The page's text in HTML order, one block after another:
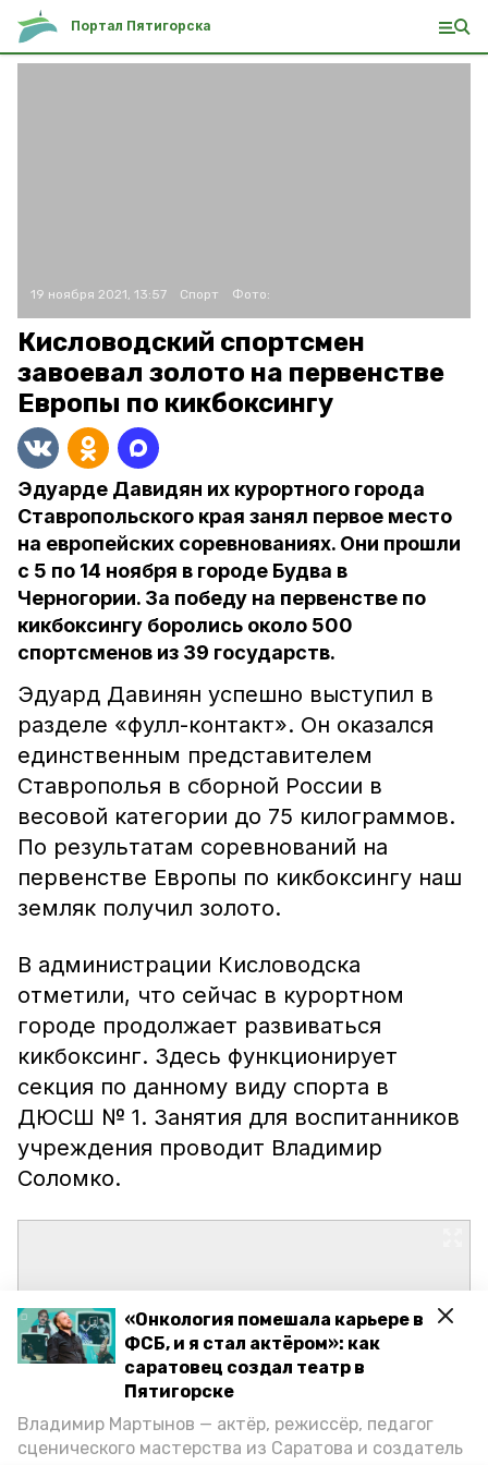
«Онкология помешала карьере в
ФСБ, и я стал актёром»: как
саратовец создал театр в
Пятигорске
Владимир Мартынов — актёр, режиссёр, педагог
сценического мастерства из Саратова и создатель
Портал Пятигорска
19 ноября 2021, 13:57 Спорт Фото:
Кисловодский спортсмен
завоевал золото на первенстве
Европы по кикбоксингу
Эдуарде Давидян их курортного города
Ставропольского края занял первое место
на европейских соревнованиях. Они прошли
с 5 по 14 ноября в городе Будва в
Черногории. За победу на первенстве по
кикбоксингу боролись около 500
спортсменов из 39 государств.
Эдуард Давинян успешно выступил в
разделе «фулл-контакт». Он оказался
единственным представителем
Ставрополья в сборной России в
весовой категории до 75 килограммов.
По результатам соревнований на
первенстве Европы по кикбоксингу наш
земляк получил золото.
В администрации Кисловодска
отметили, что сейчас в курортном
городе продолжает развиваться
кикбоксинг. Здесь функционирует
секция по данному виду спорта в
ДЮСШ № 1. Занятия для воспитанников
учреждения проводит Владимир
Соломко.